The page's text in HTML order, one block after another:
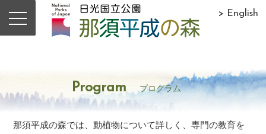
> English
Program プログラム
那須平成の森では、動植物について詳しく、専門の教育を